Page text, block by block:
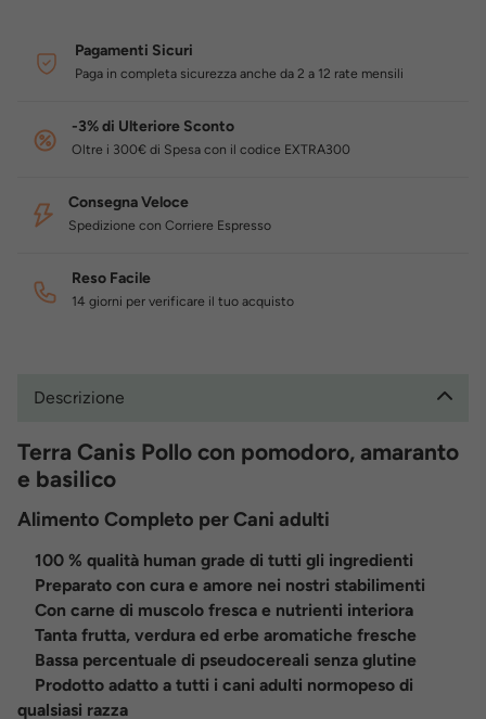
Pagamenti Sicuri
Paga in completa sicurezza anche da 2 a 12 rate mensili
-3% di Ulteriore Sconto
Oltre i 300€ di Spesa con il codice EXTRA300
Consegna Veloce
Spedizione con Corriere Espresso
Reso Facile
14 giorni per verificare il tuo acquisto
Descrizione
Terra Canis Pollo con pomodoro, amaranto
e basilico
Alimento Completo per Cani adulti
100 % qualità human grade di tutti gli ingredienti
Preparato con cura e amore nei nostri stabilimenti
Con carne di muscolo fresca e nutrienti interiora
Tanta frutta, verdura ed erbe aromatiche fresche
Bassa percentuale di pseudocereali senza glutine
Prodotto adatto a tutti i cani adulti normopeso di
qualsiasi razza